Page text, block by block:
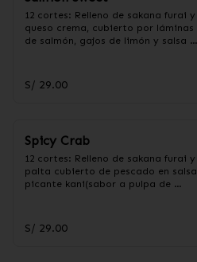
12 cortes: Relleno de sakana furai y
queso crema, cubierto por láminas
de salmón, gajos de limón y salsa
S/ 29.00
Spicy Crab
12 cortes: Relleno de sakana furai y
palta cubierto de pescado en salsa
picante kani(sabor a pulpa de
S/ 29.00